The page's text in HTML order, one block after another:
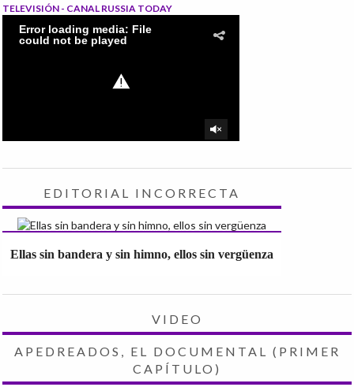
TELEVISIÓN - CANAL RUSSIA TODAY
EDITORIAL INCORRECTA
Ellas sin bandera y sin himno, ellos sin vergüenza
VIDEO
APEDREADOS, EL DOCUMENTAL (PRIMER
CAPÍTULO)